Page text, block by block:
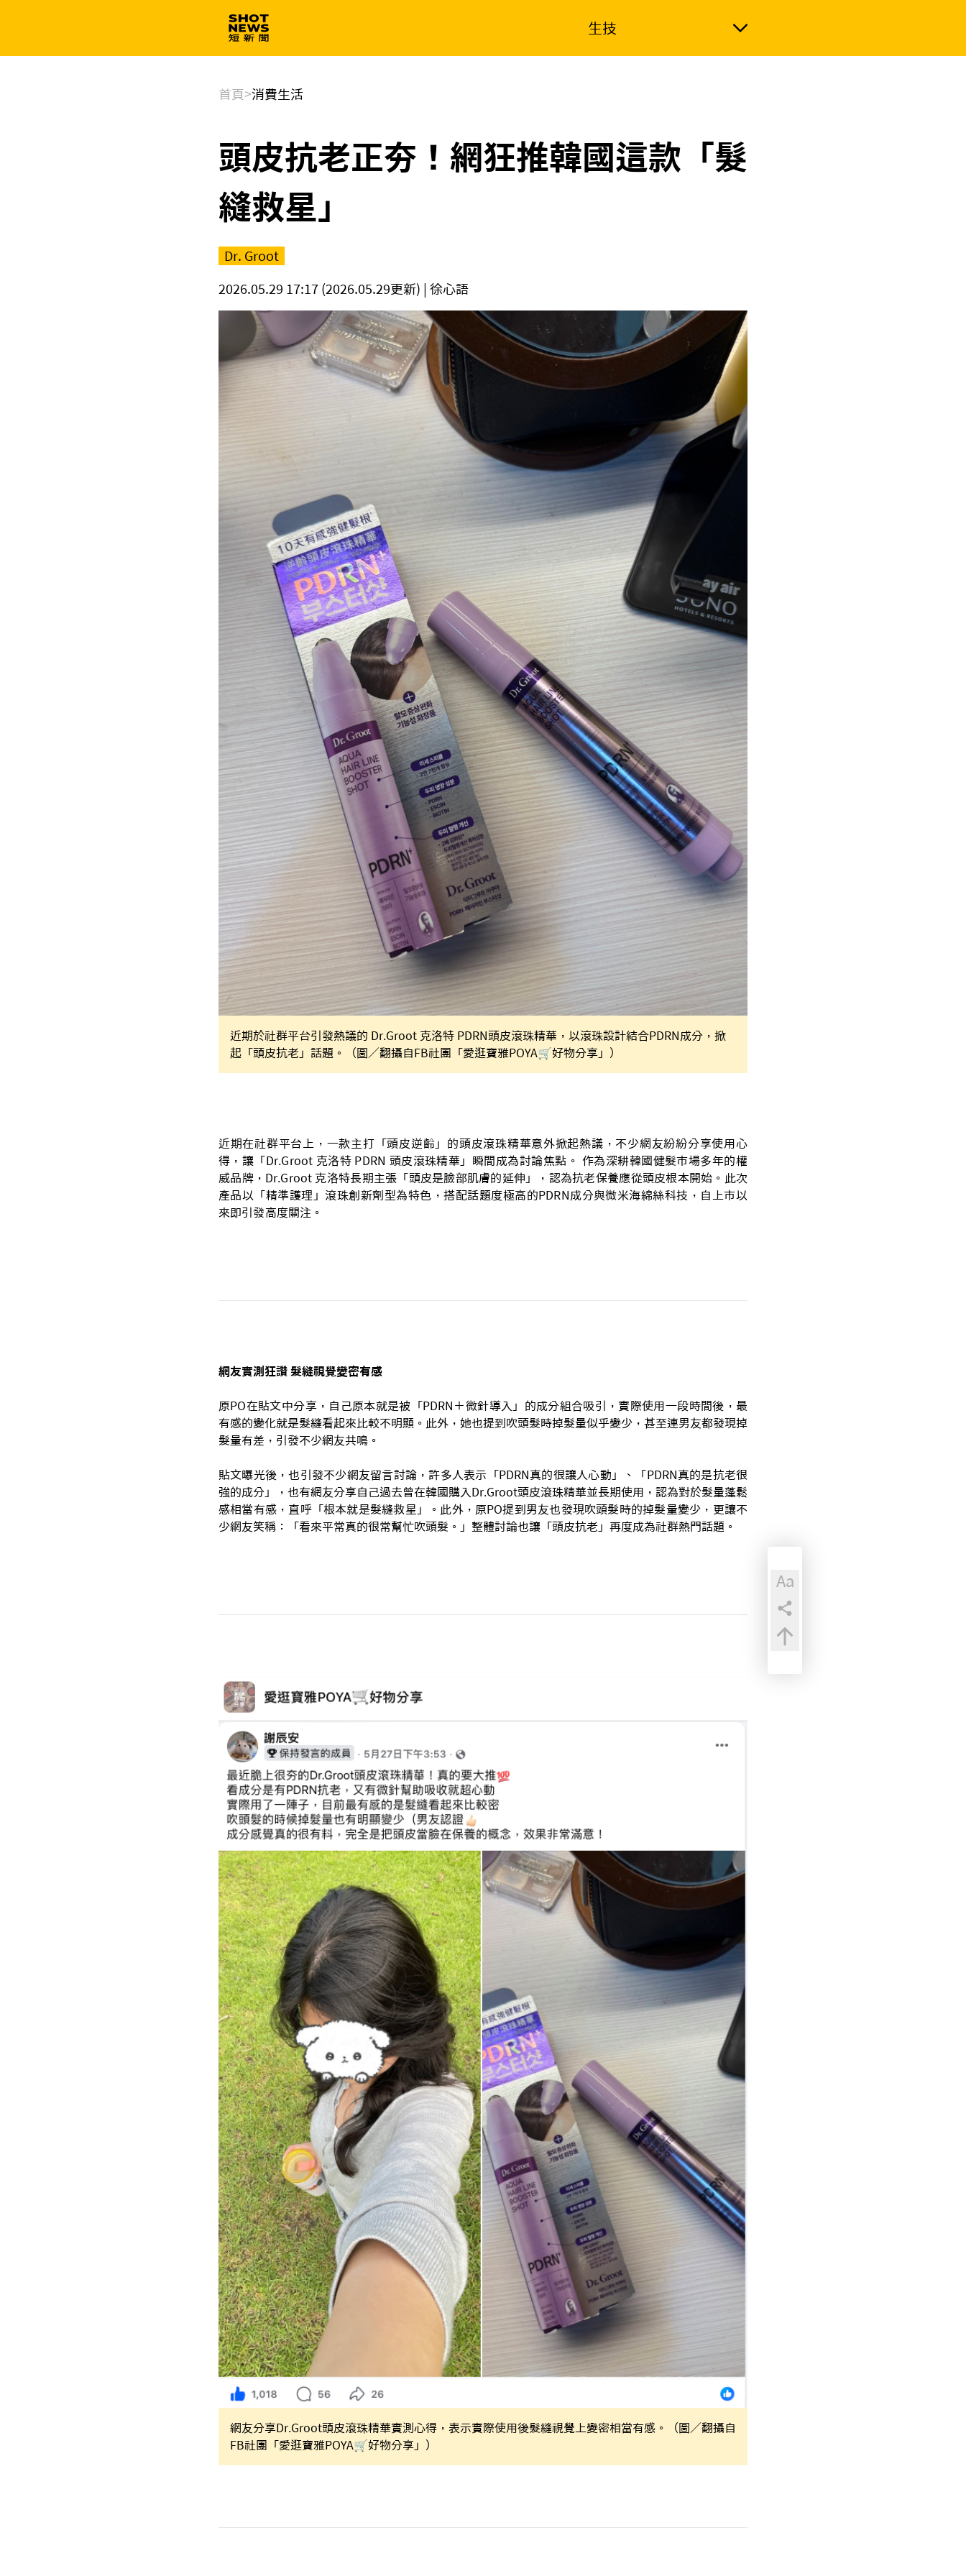
生技
首頁>消費生活
頭皮抗老正夯！網狂推韓國這款「髮
縫救星」
Dr. Groot
2026.05.29 17:17 (2026.05.29更新) | 徐心語
近期於社群平台引發熱議的 Dr.Groot 克洛特 PDRN頭皮滾珠精華，以滾珠設計結合PDRN成分，掀
起「頭皮抗老」話題。（圖／翻攝自FB社團「愛逛寶雅POYA🛒好物分享」）
近期在社群平台上，一款主打「頭皮逆齡」的頭皮滾珠精華意外掀起熱議，不少網友紛紛分享使用心
得，讓「Dr.Groot 克洛特 PDRN 頭皮滾珠精華」瞬間成為討論焦點。 作為深耕韓國健髮市場多年的權
威品牌，Dr.Groot 克洛特長期主張「頭皮是臉部肌膚的延伸」，認為抗老保養應從頭皮根本開始。此次
產品以「精準護理」滾珠創新劑型為特色，搭配話題度極高的PDRN成分與微米海綿絲科技，自上市以
來即引發高度關注。
網友實測狂讚 髮縫視覺變密有感
原PO在貼文中分享，自己原本就是被「PDRN＋微針導入」的成分組合吸引，實際使用一段時間後，最
有感的變化就是髮縫看起來比較不明顯。此外，她也提到吹頭髮時掉髮量似乎變少，甚至連男友都發現掉
髮量有差，引發不少網友共鳴。
貼文曝光後，也引發不少網友留言討論，許多人表示「PDRN真的很讓人心動」、「PDRN真的是抗老很
強的成分」，也有網友分享自己過去曾在韓國購入Dr.Groot頭皮滾珠精華並長期使用，認為對於髮量蓬鬆
感相當有感，直呼「根本就是髮縫救星」。此外，原PO提到男友也發現吹頭髮時的掉髮量變少，更讓不
少網友笑稱：「看來平常真的很常幫忙吹頭髮。」整體討論也讓「頭皮抗老」再度成為社群熱門話題。
網友分享Dr.Groot頭皮滾珠精華實測心得，表示實際使用後髮縫視覺上變密相當有感。（圖／翻攝自
FB社團「愛逛寶雅POYA🛒好物分享」）
Aa